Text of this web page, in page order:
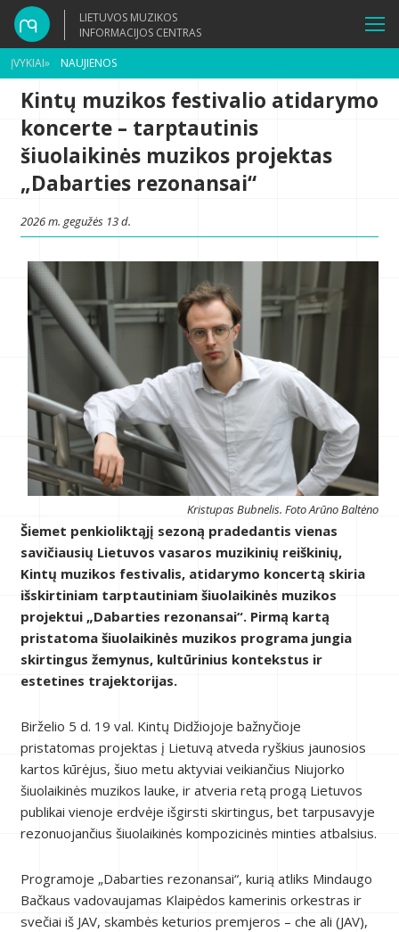
LIETUVOS MUZIKOS
INFORMACIJOS CENTRAS
ĮVYKIAI» NAUJIENOS
Kintų muzikos festivalio atidarymo
koncerte – tarptautinis
šiuolaikinės muzikos projektas
„Dabarties rezonansai“
2026 m. gegužės 13 d.
Kristupas Bubnelis. Foto Arūno Baltėno
Šiemet penkioliktąjį sezoną pradedantis vienas
savičiausių Lietuvos vasaros muzikinių reiškinių,
Kintų muzikos festivalis, atidarymo koncertą skiria
išskirtiniam tarptautiniam šiuolaikinės muzikos
projektui „Dabarties rezonansai“. Pirmą kartą
pristatoma šiuolaikinės muzikos programa jungia
skirtingus žemynus, kultūrinius kontekstus ir
estetines trajektorijas.
Birželio 5 d. 19 val. Kintų Didžiojoje bažnyčioje
pristatomas projektas į Lietuvą atveda ryškius jaunosios
kartos kūrėjus, šiuo metu aktyviai veikiančius Niujorko
šiuolaikinės muzikos lauke, ir atveria retą progą Lietuvos
publikai vienoje erdvėje išgirsti skirtingus, bet tarpusavyje
rezonuojančius šiuolaikinės kompozicinės minties atbalsius.
Programoje „Dabarties rezonansai“, kurią atliks Mindaugo
Bačkaus vadovaujamas Klaipėdos kamerinis orkestras ir
svečiai iš JAV, skambės keturios premjeros – che ali (JAV),